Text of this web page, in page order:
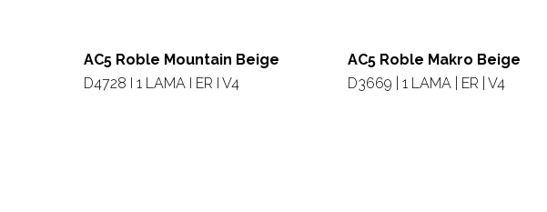
AC5 Roble Mountain Beige
D4728 I 1 LAMA I ER I V4
AC5 Roble Makro Beige
D3669 | 1 LAMA | ER | V4